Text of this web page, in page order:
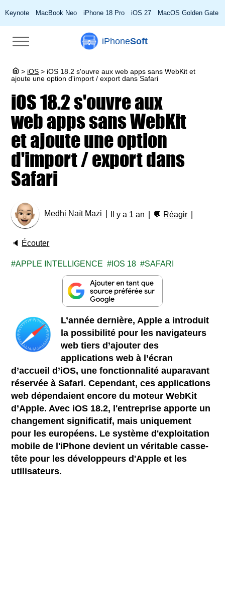
Keynote MacBook Neo iPhone 18 Pro iOS 27 MacOS Golden Gate
iPhoneSoft
> iOS > iOS 18.2 s'ouvre aux web apps sans WebKit et
ajoute une option d'import / export dans Safari
iOS 18.2 s'ouvre aux
web apps sans WebKit
et ajoute une option
d'import / export dans
Safari
Medhi Naït Mazi Il y a 1 an 💬 Réagir
🔈 Écouter
APPLE INTELLIGENCE IOS 18 SAFARI
L’année dernière, Apple a introduit
la possibilité pour les navigateurs
web tiers d’ajouter des
applications web à l’écran
d’accueil d’iOS, une fonctionnalité auparavant
réservée à Safari. Cependant, ces applications
web dépendaient encore du moteur WebKit
d’Apple. Avec iOS 18.2, l'entreprise apporte un
changement significatif, mais uniquement
pour les européens. Le système d'exploitation
mobile de l'iPhone devient un véritable casse-
tête pour les développeurs d'Apple et les
utilisateurs.